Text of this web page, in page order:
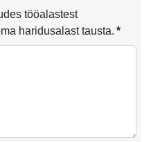
tööalastest
haridusalast tausta. *